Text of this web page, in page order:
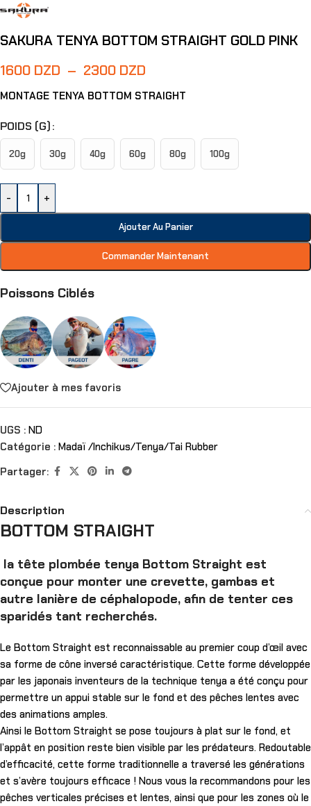
SAKURA TENYA BOTTOM STRAIGHT GOLD PINK
1600 DZD – 2300 DZD
MONTAGE TENYA BOTTOM STRAIGHT
POIDS (G)
20g 30g 40g 60g 80g 100g
- +
Ajouter Au Panier
Commander Maintenant
Poissons Ciblés
Ajouter à mes favoris
UGS : ND
Catégorie : Madaï /Inchikus/Tenya/Tai Rubber
Partager:
Description
BOTTOM STRAIGHT
la tête plombée tenya Bottom Straight est
conçue pour monter une crevette, gambas et
autre lanière de céphalopode, afin de tenter ces
sparidés tant recherchés.
Le Bottom Straight est reconnaissable au premier coup d’œil avec
sa forme de cône inversé caractéristique. Cette forme développée
par les japonais inventeurs de la technique tenya a été conçu pour
permettre un appui stable sur le fond et des pêches lentes avec
des animations amples.
Ainsi le Bottom Straight se pose toujours à plat sur le fond, et
l’appât en position reste bien visible par les prédateurs. Redoutable
d’efficacité, cette forme traditionnelle a traversé les générations
et s’avère toujours efficace ! Nous vous la recommandons pour les
pêches verticales précises et lentes, ainsi que pour les zones où le